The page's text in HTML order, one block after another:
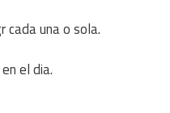
cada una o sola.
el dia.